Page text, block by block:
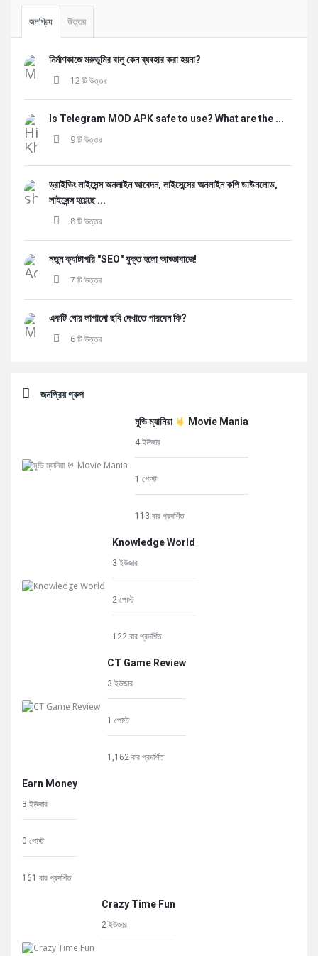
জনপ্রিয় উত্তর
নির্মাণকাজে মরুভূমির বালু কেন ব্যবহার করা হয়না?
12 টি উত্তর
Is Telegram MOD APK safe to use? What are the ...
9 টি উত্তর
ড্রাইভিং লাইসেন্স অনলাইন আবেদন, লাইসেন্সের অনলাইন কপি ডাউনলোড,
লাইসেন্স হয়েছে ...
8 টি উত্তর
নতুন ক্যাটাগরি "SEO" যুক্ত হলো আড্ডাবাজে!
7 টি উত্তর
একটি ঘোর লাগানো ছবি দেখাতে পারবেন কি?
6 টি উত্তর
জনপ্রিয় গ্রুপ
মুভি ম্যানিয়া Movie Mania
4 ইউজার
1 পোস্ট
113 বার প্রদর্শিত
Knowledge World
3 ইউজার
2 পোস্ট
122 বার প্রদর্শিত
CT Game Review
3 ইউজার
1 পোস্ট
1,162 বার প্রদর্শিত
Earn Money
3 ইউজার
0 পোস্ট
161 বার প্রদর্শিত
Crazy Time Fun
2 ইউজার